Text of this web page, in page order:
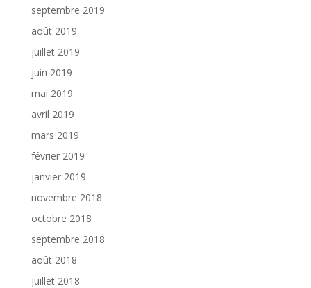
septembre 2019
août 2019
juillet 2019
juin 2019
mai 2019
avril 2019
mars 2019
février 2019
janvier 2019
novembre 2018
octobre 2018
septembre 2018
août 2018
juillet 2018